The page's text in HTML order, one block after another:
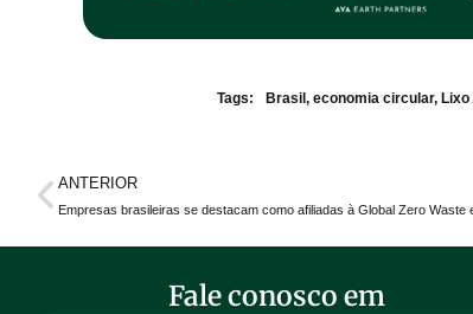
Tags: Brasil , economia circular, Lixo
ANTERIOR
Fale conosco em